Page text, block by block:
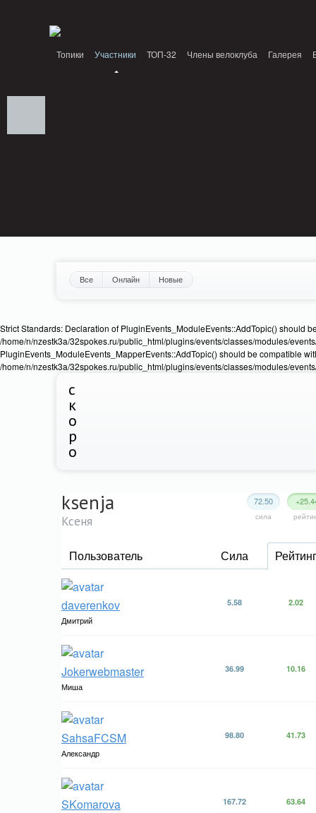
Топики Участники ТОП-32 Члены велоклуба Галерея
Все Онлайн Новые
Strict Standards: Declaration of PluginEvents_ModuleEvents::AddTopic() should
/home/n/nzestk3a/32spokes.ru/public_html/plugins/events/classes/modules/
PluginEvents_ModuleEvents_MapperEvents::AddTopic() should be compatible
/home/n/nzestk3a/32spokes.ru/public_html/plugins/events/classes/modules/
с
к
о
р
о
72.50
сила
ksenja
Ксеня
Пользователь Сила Рейтинг
daverenkov
Дмитрий
5.58 2.02
Jokerwebmaster
Миша
36.99 10.16
SahsaFCSM
Александр
98.80 41.73
SKomarova 167.72 63.64